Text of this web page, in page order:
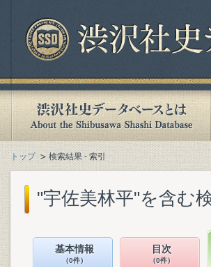
トップ 検索結果 - 索引
"宇佐美林平"を含む
基本情報
（0件）
目次
（0件）